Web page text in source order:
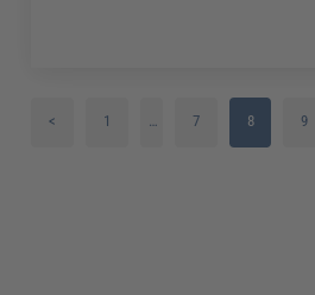
< 1 … 7 8 9